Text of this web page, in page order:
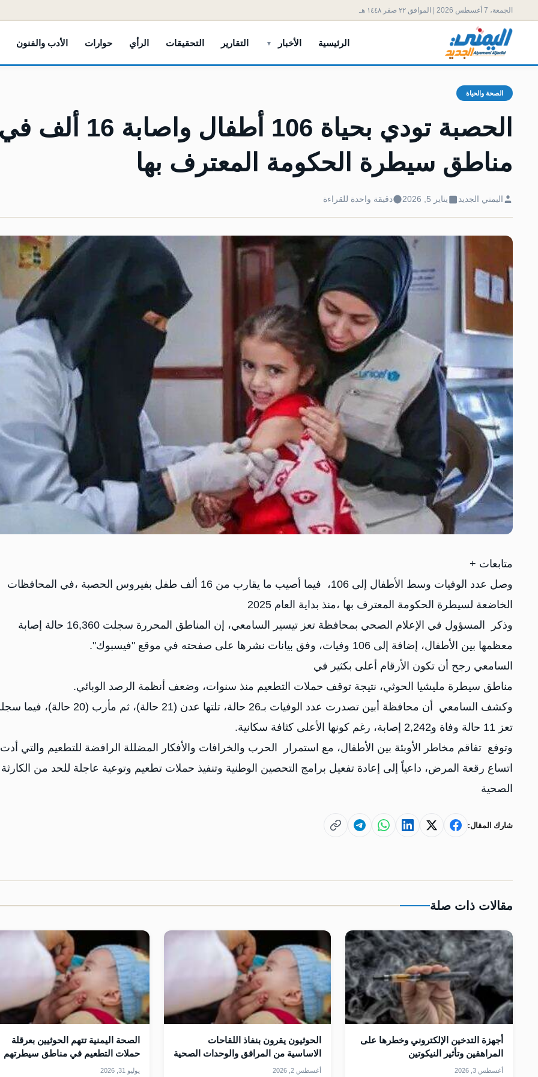
الجمعة، 7 أغسطس 2026 | الموافق ٢٢ صفر ١٤٤٨ هـ
الرئيسية الأخبار التقارير التحقيقات الرأي حوارات الأدب والفنون
الصحة والحياة
الحصبة تودي بحياة 106 أطفال واصابة 16 ألف في
مناطق سيطرة الحكومة المعترف بها
اليمني الجديد يناير 5, 2026 دقيقة واحدة للقراءة
متابعات +
وصل عدد الوفيات وسط الأطفال إلى 106، فيما أصيب ما يقارب من 16 ألف طفل بفيروس الحصبة ،في المحافظات
الخاضعة لسيطرة الحكومة المعترف بها ،منذ بداية العام 2025
وذكر المسؤول في الإعلام الصحي بمحافظة تعز تيسير السامعي، إن المناطق المحررة سجلت 16,360 حالة إصابة
معظمها بين الأطفال، إضافة إلى 106 وفيات، وفق بيانات نشرها على صفحته في موقع "فيسبوك".
السامعي رجح أن تكون الأرقام أعلى بكثير في
مناطق سيطرة مليشيا الحوثي، نتيجة توقف حملات التطعيم منذ سنوات، وضعف أنظمة الرصد الوبائي.
وكشف السامعي أن محافظة أبين تصدرت عدد الوفيات بـ26 حالة، تلتها عدن (21 حالة)، ثم مأرب (20
تعز 11 حالة وفاة و2,242 إصابة، رغم كونها الأعلى كثافة سكانية.
وتوفع تفاقم مخاطر الأوبئة بين الأطفال، مع استمرار الحرب والخرافات والأفكار المضللة الرافضة للتطعيم والتي
اتساع رقعة المرض، داعياً إلى إعادة تفعيل برامج التحصين الوطنية وتنفيذ حملات تطعيم وتوعية عاجلة للحد من الكارثة
الصحية
شارك المقال:
مقالات ذات صلة
أجهزة التدخين الإلكتروني وخطرها على
المراهقين وتأثير النيكوتين
أغسطس 3, 2026
الحوثيون يقرون بنفاذ اللقاحات
الاساسية من المرافق والوحدات الصحية
أغسطس 2, 2026
الصحة اليمنية تتهم الحوثيين بعرقلة
حملات التطعيم في مناطق سيطرتهم
يوليو 31, 2026